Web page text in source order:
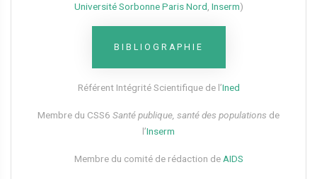
Université Sorbonne Paris Nord Inserm)
BIBLIOGRAPHIE
Référent Intégrité Scientifique de l’Ined
Membre du CSS6​ Santé publique, santé des populations de
l’Inserm
Membre du comité de rédaction de AIDS